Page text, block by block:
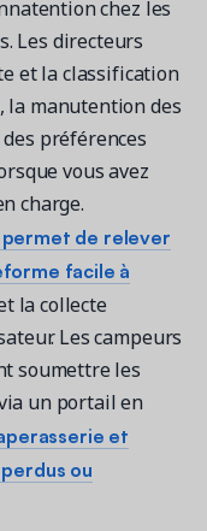
chez les
Les directeurs
et la classification
la manutention des
préférences
vous avez
charge.
de relever
facile à
la collecte
Les campeurs
soumettre les
un portail en
et
ou